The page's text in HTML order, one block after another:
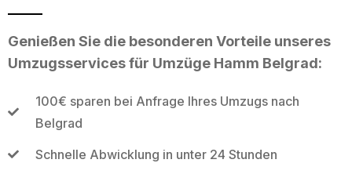
Genießen Sie die besonderen Vorteile unseres
Umzugsservices für Umzüge Hamm Belgrad:
100€ sparen bei Anfrage Ihres Umzugs nach
Belgrad
Schnelle Abwicklung in unter 24 Stunden